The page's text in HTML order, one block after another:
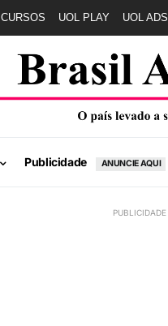
CURSOS UOL PLAY UOL ADS
Publicidade ANUNCIE AQUI